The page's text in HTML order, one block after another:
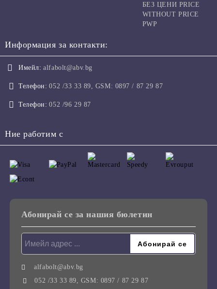
БЕЗ ЦЕНИ PRICE
WITHOUT PRICE
PWP
Информация за контакти:
Имейл: alfabolt@abv.bg
Телефон: 052 /33 33 89, GSM: 0897 / 87 29 87
Телефон: 052 /96 29 87
Ние работим с
Абонирай се за нашия бюлетин
alfabolt@abv.bg
052 /33 33 89, GSM: 0897 / 87 29 87